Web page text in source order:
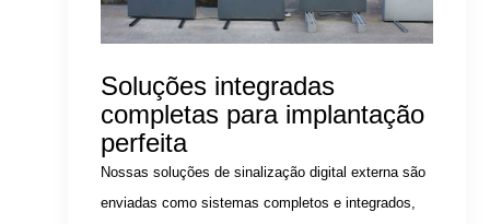
Soluções integradas
completas para implantação
perfeita
Nossas soluções de sinalização digital externa são
enviadas como sistemas completos e integrados,